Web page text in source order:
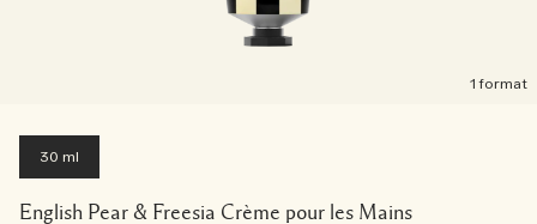
1 format
30 ml
English Pear & Freesia Crème pour les Mains